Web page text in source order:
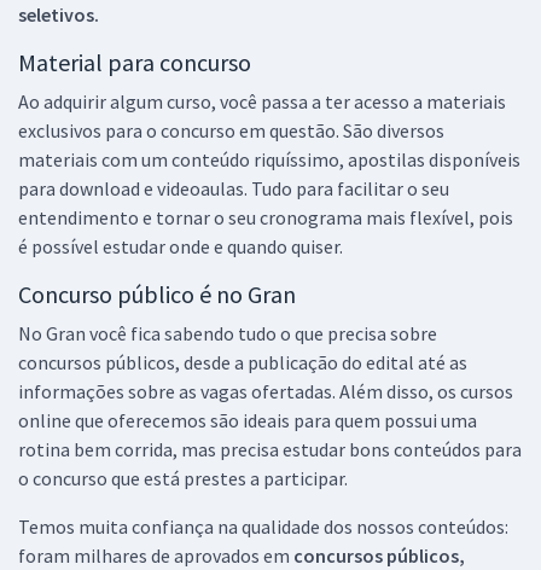
seletivos.
Material para concurso
Ao adquirir algum curso, você passa a ter acesso a materiais
exclusivos para o concurso em questão. São diversos
materiais com um conteúdo riquíssimo, apostilas disponíveis
para download e videoaulas. Tudo para facilitar o seu
entendimento e tornar o seu cronograma mais flexível, pois
é possível estudar onde e quando quiser.
Concurso público é no Gran
No Gran você fica sabendo tudo o que precisa sobre
concursos públicos, desde a publicação do edital até as
informações sobre as vagas ofertadas. Além disso, os cursos
online que oferecemos são ideais para quem possui uma
rotina bem corrida, mas precisa estudar bons conteúdos para
o concurso que está prestes a participar.
Temos muita confiança na qualidade dos nossos conteúdos:
foram milhares de aprovados em concursos públicos,